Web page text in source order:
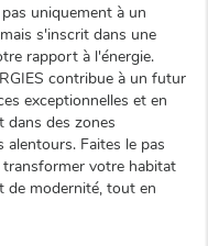
uniquement à un
s'inscrit dans une
rapport à l'énergie.
contribue à un futur
exceptionnelles et en
dans des zones
alentours. Faites le pas
votre habitat
de modernité, tout en